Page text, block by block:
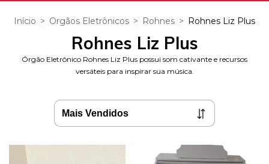
Início > Orgãos Eletrônicos > Rohnes > Rohnes Liz Plus
Rohnes Liz Plus
Órgão Eletrônico Rohnes Liz Plus possui som cativante e recursos
versáteis para inspirar sua música.